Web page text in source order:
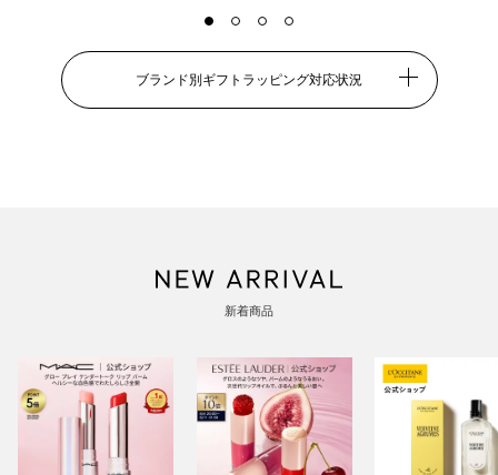
ブランド別ギフトラッピング対応状況
新着商品